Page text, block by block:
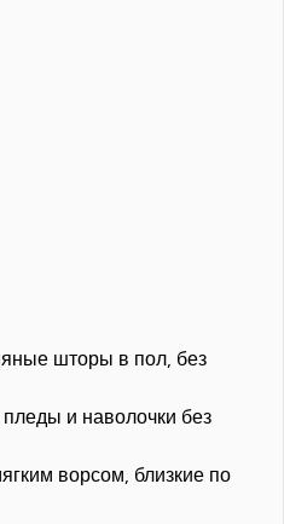
шторы в пол, без
и наволочки без
ворсом, близкие по